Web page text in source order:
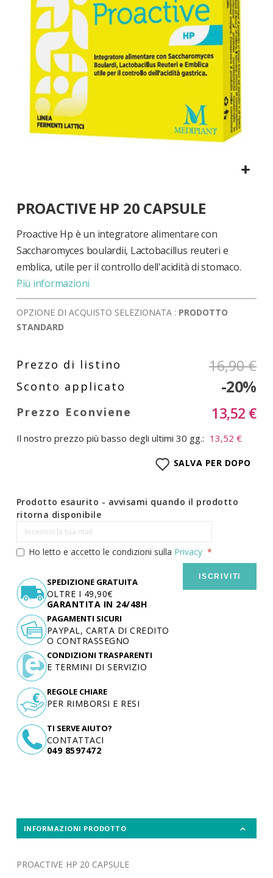
immagini
all'inizio
galleria
di
immagini
PROACTIVE HP 20 CAPSULE
Proactive Hp è un integratore alimentare con
Saccharomyces boulardii, Lactobacillus reuteri e
emblica, utile per il controllo dell'acidità di stomaco.
Più informazioni
OPZIONE DI ACQUISTO SELEZIONATA : PRODOTTO
STANDARD
16,90 €
-20%
13,52 €
Il nostro prezzo più basso degli ultimi 30 gg.: 13,52 €
SALVA PER DOPO
Prodotto esaurito - avvisami quando il prodotto
ritorna disponibile
Ho letto e accetto le condizioni sulla Privacy
ISCRIVITI
SPEDIZIONE GRATUITA
OLTRE I 49,90€
GARANTITA IN 24/48H
TI SERVE AIUTO?
CONTATTACI
049 8597472
PAGAMENTI SICURI
PAYPAL, CARTA DI CREDITO
O CONTRASSEGNO
CONDIZIONI TRASPARENTI
E TERMINI DI SERVIZIO
REGOLE CHIARE
PER RIMBORSI E RESI
INFORMAZIONI PRODOTTO
PROACTIVE HP 20 CAPSULE